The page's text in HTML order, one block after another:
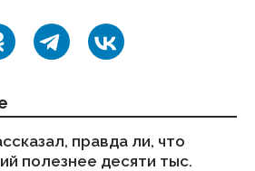
правда ли, что
полезнее десяти тыс.